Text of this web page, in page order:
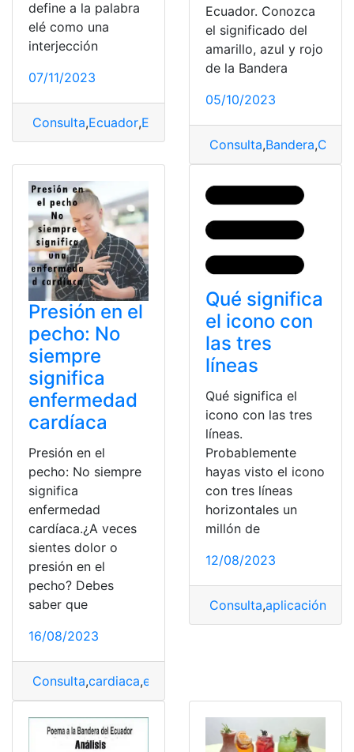
define a la palabra
elé como una
interjección
07/11/2023
Consulta,Ecuador,Elé Significado
Ecuador. Conozca
el significado del
amarillo, azul y rojo
de la Bandera
05/10/2023
Consulta,Bandera,
Presión en el
pecho: No
siempre
significa
enfermedad
cardíaca
Presión en el
pecho: No siempre
significa
enfermedad
cardíaca.¿A veces
sientes dolor o
presión en el
pecho? Debes
saber que
16/08/2023
Consulta,cardiaca,enfermedad
Qué significa
el icono con
las tres
líneas
Qué significa el
icono con las tres
líneas.
Probablemente
hayas visto el icono
con tres líneas
horizontales un
millón de
12/08/2023
Consulta,aplicación